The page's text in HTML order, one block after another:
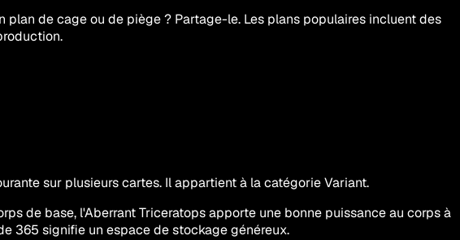
plan de cage ou de piège ? Partage-le. Les plans populaires incluent des
sur plusieurs cartes. Il appartient à la catégorie Variant.
de base, l'Aberrant Triceratops apporte une bonne puissance au corps à
365 signifie un espace de stockage généreux.